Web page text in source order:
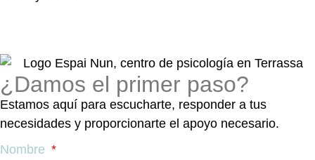
¿Damos el primer paso?
Estamos aquí para escucharte, responder a tus
necesidades y proporcionarte el apoyo necesario.
Nombre